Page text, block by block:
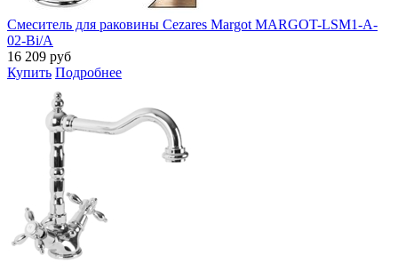
Смеситель для раковины Cezares Margot MARGOT-LSM1-A-
02-Bi/A
16 209 руб
Купить Подробнее